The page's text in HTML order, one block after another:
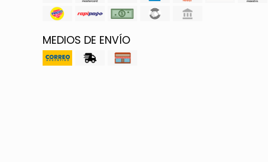
MEDIOS DE ENVÍO